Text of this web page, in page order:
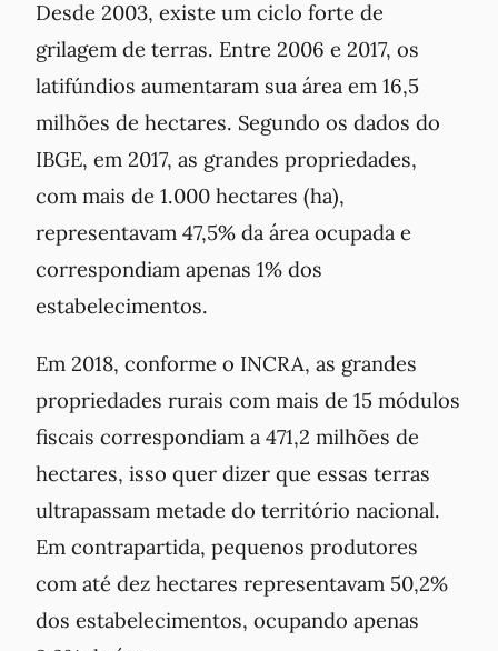
Desde 2003, existe um ciclo forte de
grilagem de terras. Entre 2006 e 2017, os
latifúndios aumentaram sua área em 16,5
milhões de hectares. Segundo os dados do
IBGE, em 2017, as grandes propriedades,
com mais de 1.000 hectares (ha),
representavam 47,5% da área ocupada e
correspondiam apenas 1% dos
estabelecimentos.
Em 2018, conforme o INCRA, as grandes
propriedades rurais com mais de 15 módulos
fiscais correspondiam a 471,2 milhões de
hectares, isso quer dizer que essas terras
ultrapassam metade do território nacional.
Em contrapartida, pequenos produtores
com até dez hectares representavam 50,2%
dos estabelecimentos, ocupando apenas